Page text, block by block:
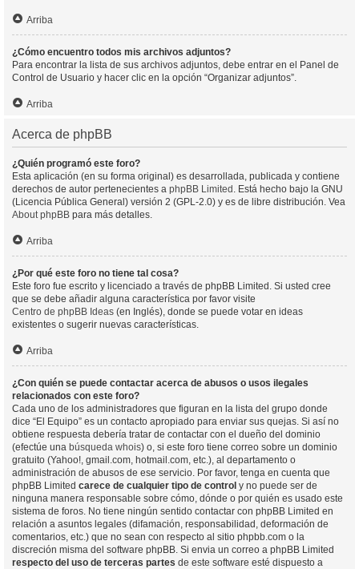
Arriba
¿Cómo encuentro todos mis archivos adjuntos?
Para encontrar la lista de sus archivos adjuntos, debe entrar en el Panel de
Control de Usuario y hacer clic en la opción “Organizar adjuntos”.
Arriba
Acerca de phpBB
¿Quién programó este foro?
Esta aplicación (en su forma original) es desarrollada, publicada y contiene
derechos de autor pertenecientes a phpBB Limited . Está hecho bajo la GNU
(Licencia Pública General) versión 2 (GPL-2.0) y es de libre distribución. Vea
About phpBB para más detalles.
Arriba
¿Por qué este foro no tiene tal cosa?
Este foro fue escrito y licenciado a través de phpBB Limited. Si usted cree
que se debe añadir alguna característica por favor visite
Centro de phpBB Ideas (en Inglés), donde se puede votar en ideas
existentes o sugerir nuevas características.
Arriba
¿Con quién se puede contactar acerca de abusos o usos ilegales
relacionados con este foro?
Cada uno de los administradores que figuran en la lista del grupo donde
dice “El Equipo” es un contacto apropiado para enviar sus quejas. Si así no
obtiene respuesta debería tratar de contactar con el dueño del dominio
(efectúe una búsqueda whois) o, si este foro tiene correo sobre un dominio
gratuito (Yahoo!, gmail.com, hotmail.com, etc.), al departamento o
administración de abusos de ese servicio. Por favor, tenga en cuenta que
phpBB Limited carece de cualquier tipo de control y no puede ser de
ninguna manera responsable sobre cómo, dónde o por quién es usado este
sistema de foros. No tiene ningún sentido contactar con phpBB Limited en
relación a asuntos legales (difamación, responsabilidad, deformación de
comentarios, etc.) que no sean con respecto al sitio phpbb.com o la
discreción misma del software phpBB. Si envia un correo a phpBB Limited
respecto del uso de terceras partes de este software esté dispuesto a